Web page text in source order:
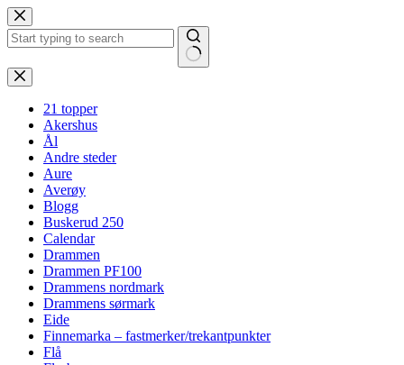
Hopp
til
innholdet
Ingen
resultater
21 topper
Akershus
Ål
Andre steder
Aure
Averøy
Blogg
Buskerud 250
Calendar
Drammen
Drammen PF100
Drammens nordmark
Drammens sørmark
Eide
Finnemarka – fastmerker/trekantpunkter
Flå